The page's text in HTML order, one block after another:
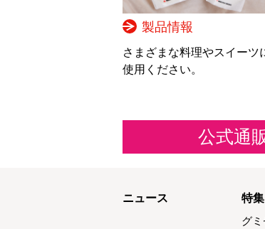
製品情報
さまざまな料理やスイーツ
使用ください。
公式通
ニュース 特集
グ